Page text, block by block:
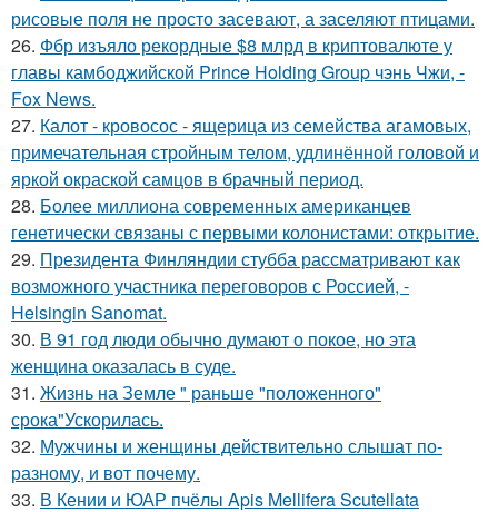
рисовые поля не просто засевают, а заселяют птицами.
26. Фбр изъяло рекордные $8 млрд в криптовалюте у
главы камбоджийской Prince Holding Group чэнь Чжи, -
Fox News.
27. Калот - кровосос - ящерица из семейства агамовых,
примечательная стройным телом, удлинённой головой и
яркой окраской самцов в брачный период.
28. Более миллиона современных американцев
генетически связаны с первыми колонистами: открытие.
29. Президента Финляндии стубба рассматривают как
возможного участника переговоров с Россией, -
Helsingin Sanomat.
30. В 91 год люди обычно думают о покое, но эта
женщина оказалась в суде.
31. Жизнь на Земле " раньше "положенного"
срока"Ускорилась.
32. Мужчины и женщины действительно слышат по-
разному, и вот почему.
33. В Кении и ЮАР пчёлы Apis Mellifera Scutellata